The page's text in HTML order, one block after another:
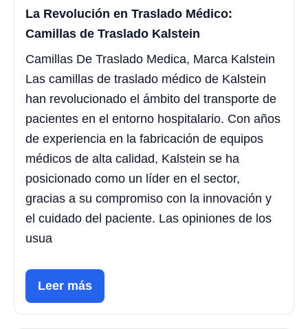
La Revolución en Traslado Médico:
Camillas de Traslado Kalstein
Camillas De Traslado Medica, Marca Kalstein
Las camillas de traslado médico de Kalstein
han revolucionado el ámbito del transporte de
pacientes en el entorno hospitalario. Con años
de experiencia en la fabricación de equipos
médicos de alta calidad, Kalstein se ha
posicionado como un líder en el sector,
gracias a su compromiso con la innovación y
el cuidado del paciente. Las opiniones de los
usua
Leer más